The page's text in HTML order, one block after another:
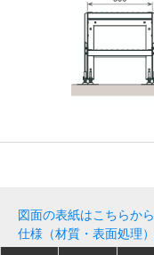
図面の表紙はこちらか
仕様（材質・表面処理